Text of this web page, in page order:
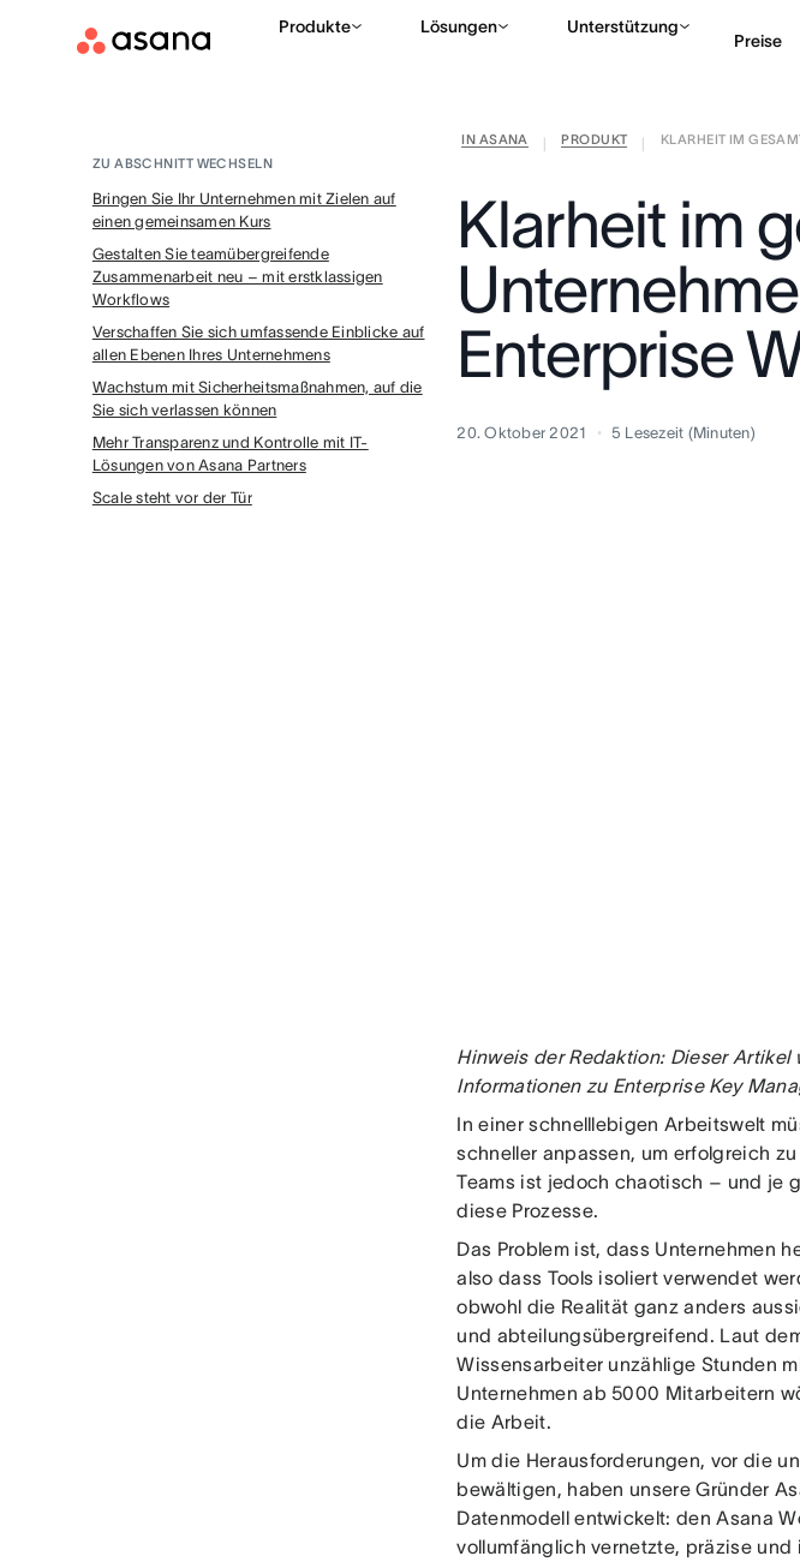
Produkte Lösungen Unterstützung
Preise
IN ASANA PRODUKT
KLARHEIT IM
ZU ABSCHNITT WECHSELN
Bringen Sie Ihr Unternehmen mit Zielen auf
einen gemeinsamen Kurs
Gestalten Sie teamübergreifende
Zusammenarbeit neu – mit erstklassigen
Workflows
Verschaffen Sie sich umfassende Einblicke auf
allen Ebenen Ihres Unternehmens
Wachstum mit Sicherheitsmaßnahmen, auf die
Sie sich verlassen können
Mehr Transparenz und Kontrolle mit IT-
Lösungen von Asana Partners
Scale steht vor der Tür
Klarheit im
Enterprise
20. Oktober 2021 5 Lesezeit (Minuten)
Hinweis der Redaktion: Dieser
Informationen zu Enterprise Key
In einer schnelllebigen Arbeitswelt
schneller anpassen, um erfolgreich
Teams ist jedoch chaotisch – und je
diese Prozesse.
Das Problem ist, dass Unternehmen
also dass Tools isoliert verwendet
obwohl die Realität ganz anders
und abteilungsübergreifend. Laut
Wissensarbeiter unzählige Stunden
Unternehmen ab 5000 Mitarbeitern
die Arbeit.
Um die Herausforderungen, vor die
bewältigen, haben unsere Gründer
Datenmodell entwickelt: den Asana
vollumfänglich vernetzte, präzise